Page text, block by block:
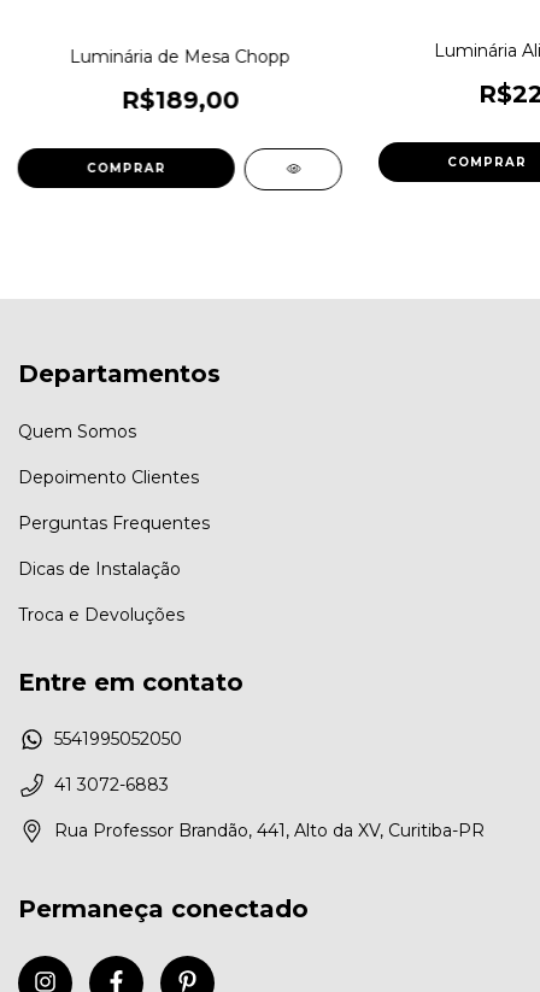
Luminária de Mesa Chopp
R$189,00
Luminária
Departamentos
Quem Somos
Depoimento Clientes
Perguntas Frequentes
Dicas de Instalação
Troca e Devoluções
Entre em contato
5541995052050
41 3072-6883
Rua Professor Brandão, 441, Alto da XV, Curitiba-PR
Permaneça conectado